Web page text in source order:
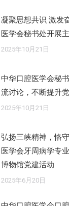
凝聚思想共识 激发
医学会秘书处开展
2025年10月21日
中华口腔医学会秘
流讨论，不断提升
2025年10月21日
弘扬三峡精神，恪
医学会牙周病学专
博物馆党建活动
2025年6月20日